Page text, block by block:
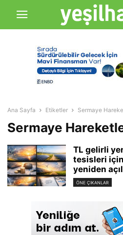
Ana Sayfa Etiketler Sermaye
Sermaye
TL gelirli
tesisleri için
yeniden
ÖNE ÇIKANLAR